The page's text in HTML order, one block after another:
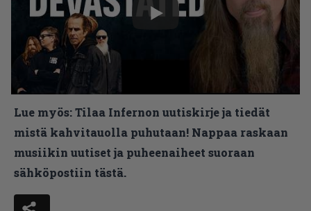
Lue myös:Tilaa Infernon uutiskirje ja tiedät
mistä kahvitauolla puhutaan! Nappaa raskaan
musiikin uutiset ja puheenaiheet suoraan
sähköpostiin tästä.